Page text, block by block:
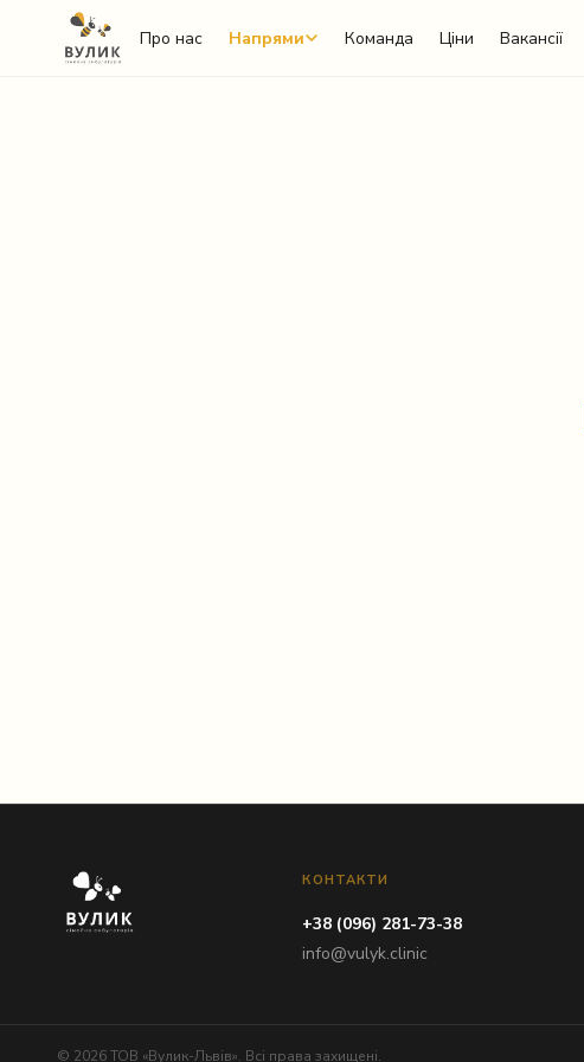
Про нас Напрями Команда Ціни Вакансії
КОНТАКТИ
+38 (096) 281-73-38
info@vulyk.clinic
© 2026 ТОВ «Вулик-Львів». Всі права захищені.